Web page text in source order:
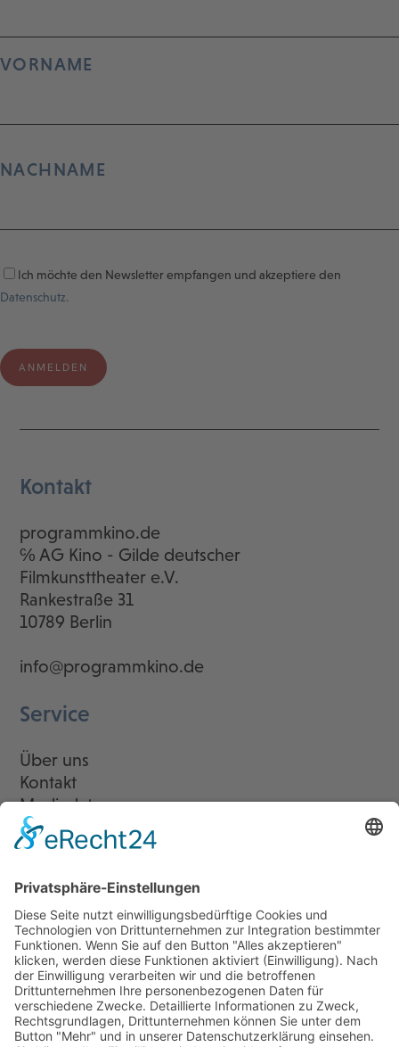
VORNAME
NACHNAME
Ich möchte den Newsletter empfangen und akzeptiere den
Datenschutz.
Kontakt
programmkino.de
℅ AG Kino - Gilde deutscher
Filmkunsttheater e.V.
Rankestraße 31
10789 Berlin
info@programmkino.de
Service
Über uns
Kontakt
Mediadaten
Newsletter
LogIn
Legal
Impressum
Datenschutzerklärung
Cookie-Einstellungen